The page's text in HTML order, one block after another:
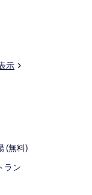
示
(無料)
ラン